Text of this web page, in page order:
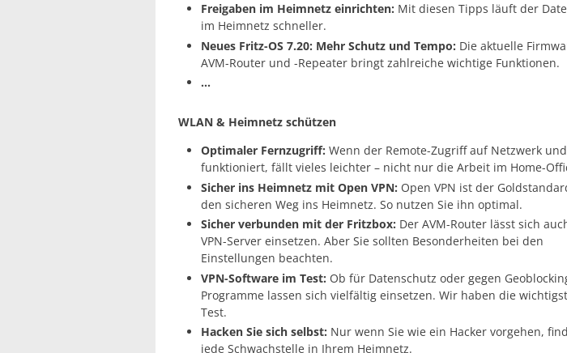
Freigaben im Heimnetz einrichten: Mit diesen Tipps läuft der
im Heimnetz schneller.
Neues Fritz-OS 7.20: Mehr Schutz und Tempo: Die aktuelle
AVM-Router und -Repeater bringt zahlreiche wichtige Funktionen.
...
WLAN & Heimnetz schützen
Optimaler Fernzugriff: Wenn der Remote-Zugriff auf Netzwerk und
funktioniert, fällt vieles leichter – nicht nur die Arbeit im Home-
Sicher ins Heimnetz mit Open VPN: Open VPN ist der
den sicheren Weg ins Heimnetz. So nutzen Sie ihn optimal.
Sicher verbunden mit der Fritzbox: Der AVM-Router lässt sich
VPN-Server einsetzen. Aber Sie sollten Besonderheiten bei den
Einstellungen beachten.
VPN-Software im Test: Ob für Datenschutz oder gegen
Programme lassen sich vielfältig einsetzen. Wir haben die
Test.
Hacken Sie sich selbst: Nur wenn Sie wie ein Hacker vorgehen,
jede Schwachstelle in Ihrem Heimnetz.